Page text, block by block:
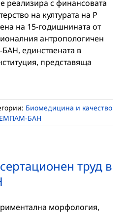
реализира с финансовата
на културата на Р
на 15-годишнината от
антропологичен
единствената в
представяща
Биомедицина и качество
БАН
труд в
морфология,